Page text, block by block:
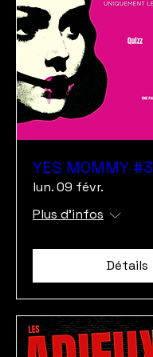
YES MOMMY #3
lun. 09 févr.
Plus d'infos
Détails